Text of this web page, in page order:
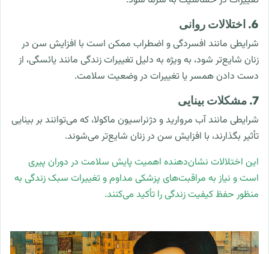
6. اختلالات روانی
شرایطی مانند افسردگی و اضطراب ممکن است با افزایش سن در
زنان شایع‌تر شود، به ویژه به دلیل تغییرات زندگی مانند یائسگی، از
دست دادن همسر یا تغییرات در وضعیت سلامت.
7. مشکلات بینایی
شرایطی مانند آب مروارید و دژنراسیون ماکولا، که می‌توانند بر بینایی
تأثیر بگذارند، با افزایش سن در زنان شایع‌تر می‌شوند.
این اختلالات نشان‌دهنده اهمیت پایش سلامت در دوران پیری
است و نیاز به مراقبت‌های پزشکی مداوم و تغییرات سبک زندگی به
منظور حفظ کیفیت زندگی را تأکید می‌کنند.